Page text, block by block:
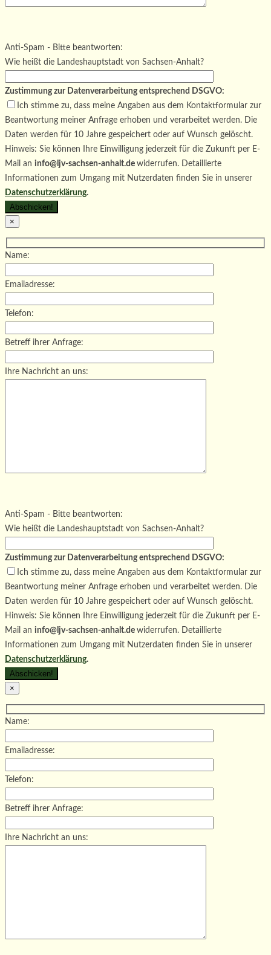
Bitte lasse dieses Feld leer.
Anti-Spam - Bitte beantworten:
Wie heißt die Landeshauptstadt von Sachsen-Anhalt?
Zustimmung zur Datenverarbeitung entsprechend DSGVO:
Ich stimme zu, dass meine Angaben aus dem Kontaktformular zur
Beantwortung meiner Anfrage erhoben und verarbeitet werden. Die
Daten werden für 10 Jahre gespeichert oder auf Wunsch gelöscht.
Hinweis: Sie können Ihre Einwilligung jederzeit für die Zukunft per E-
Mail an info@ljv-sachsen-anhalt.de widerrufen. Detaillierte
Informationen zum Umgang mit Nutzerdaten finden Sie in unserer
Datenschutzerklärung.
×
Name:
Emailadresse:
Telefon:
Betreff ihrer Anfrage:
Ihre Nachricht an uns:
Bitte lasse dieses Feld leer.
Anti-Spam - Bitte beantworten:
Wie heißt die Landeshauptstadt von Sachsen-Anhalt?
Zustimmung zur Datenverarbeitung entsprechend DSGVO:
Ich stimme zu, dass meine Angaben aus dem Kontaktformular zur
Beantwortung meiner Anfrage erhoben und verarbeitet werden. Die
Daten werden für 10 Jahre gespeichert oder auf Wunsch gelöscht.
Hinweis: Sie können Ihre Einwilligung jederzeit für die Zukunft per E-
Mail an info@ljv-sachsen-anhalt.de widerrufen. Detaillierte
Informationen zum Umgang mit Nutzerdaten finden Sie in unserer
Datenschutzerklärung.
×
Name:
Emailadresse:
Telefon:
Betreff ihrer Anfrage:
Ihre Nachricht an uns: